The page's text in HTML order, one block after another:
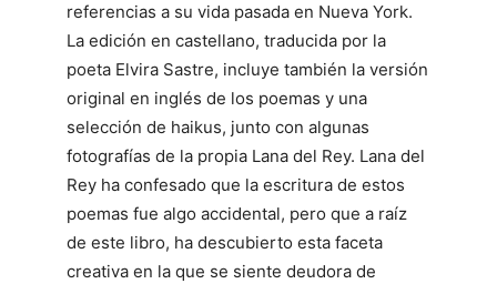
referencias a su vida pasada en Nueva York.
La edición en castellano, traducida por la
poeta Elvira Sastre, incluye también la versión
original en inglés de los poemas y una
selección de haikus, junto con algunas
fotografías de la propia Lana del Rey. Lana del
Rey ha confesado que la escritura de estos
poemas fue algo accidental, pero que a raíz
de este libro, ha descubierto esta faceta
creativa en la que se siente deudora de